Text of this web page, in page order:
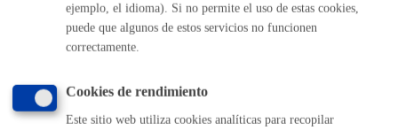
(gratuito desde Donostia / San Sebastián)
(+34) 943 481 000
Informar de un error en la web
ejemplo, el idioma). Si no permite el uso de estas cookies,
puede que algunos de estos servicios no funcionen
correctamente.
Cookies de rendimiento
Este sitio web utiliza cookies analíticas para recopilar